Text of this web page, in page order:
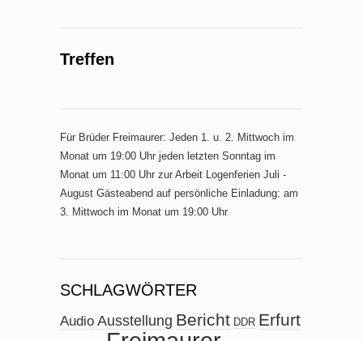
Treffen
Für Brüder Freimaurer: Jeden 1. u. 2. Mittwoch im
Monat um 19:00 Uhr jeden letzten Sonntag im
Monat um 11:00 Uhr zur Arbeit Logenferien Juli -
August Gästeabend auf persönliche Einladung: am
3. Mittwoch im Monat um 19:00 Uhr
SCHLAGWÖRTER
Audio Ausstellung Bericht DDR Erfurt